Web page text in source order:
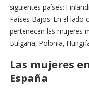
siguientes países:
Países Bajos. En el lado
pertenecen las mujeres
Bulgaria, Polonia,
Las mujeres
España